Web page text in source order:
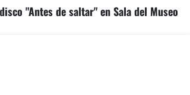
"Antes de saltar" en Sala del Museo